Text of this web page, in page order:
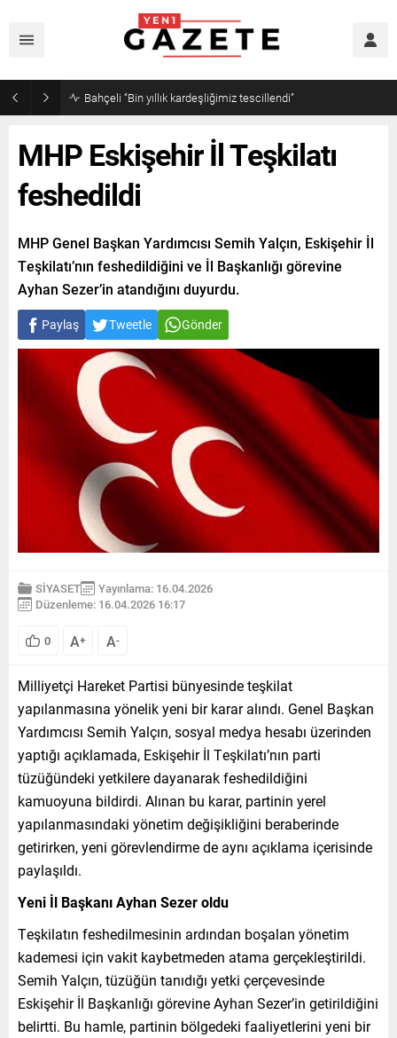
Bahçeli “Bin yıllık kardeşliğimiz tescillendi”
MHP Eskişehir İl Teşkilatı
feshedildi
MHP Genel Başkan Yardımcısı Semih Yalçın, Eskişehir İl
Teşkilatı’nın feshedildiğini ve İl Başkanlığı görevine
Ayhan Sezer’in atandığını duyurdu.
Paylaş Tweetle Gönder
SİYASET
Yayınlama: 16.04.2026
Düzenleme: 16.04.2026 16:17
0 A+ A-
Milliyetçi Hareket Partisi bünyesinde teşkilat
yapılanmasına yönelik yeni bir karar alındı. Genel Başkan
Yardımcısı Semih Yalçın, sosyal medya hesabı üzerinden
yaptığı açıklamada, Eskişehir İl Teşkilatı’nın parti
tüzüğündeki yetkilere dayanarak feshedildiğini
kamuoyuna bildirdi. Alınan bu karar, partinin yerel
yapılanmasındaki yönetim değişikliğini beraberinde
getirirken, yeni görevlendirme de aynı açıklama içerisinde
paylaşıldı.
Yeni İl Başkanı Ayhan Sezer oldu
Teşkilatın feshedilmesinin ardından boşalan yönetim
kademesi için vakit kaybetmeden atama gerçekleştirildi.
Semih Yalçın, tüzüğün tanıdığı yetki çerçevesinde
Eskişehir İl Başkanlığı görevine Ayhan Sezer’in getirildiğini
belirtti. Bu hamle, partinin bölgedeki faaliyetlerini yeni bir